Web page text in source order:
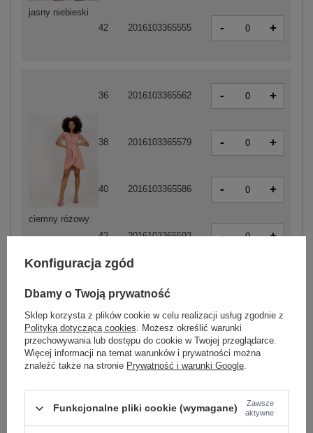
ciemny różowy
36 2016103365562 - +
38 2016103365579 - +
40 2016103365586 - +
42 2016103365593 - +
jasny niebieski
42 2016103365555 - +
biały
36 2016103365609 - +
Konfiguracja zgód
Dbamy o Twoją prywatność
Sklep korzysta z plików cookie w celu realizacji usług zgodnie z
Polityką dotyczącą cookies. Możesz określić warunki
przechowywania lub dostępu do cookie w Twojej przeglądarce.
Więcej informacji na temat warunków i prywatności można
znaleźć także na stronie Prywatność i warunki Google.
Funkcjonalne pliki cookie (wymagane)
Zawsze
aktywne